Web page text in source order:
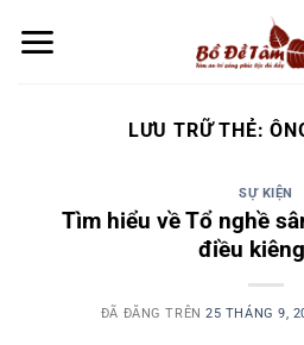
đến
LƯU TRỮ THẺ:
SỰ KIỆN
Tìm hiểu về Tổ nghề
điều
ĐÃ ĐĂNG TRÊN25 THÁNG 9,